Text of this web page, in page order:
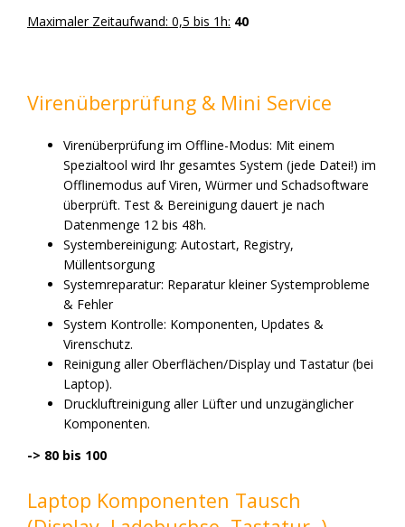
Maximaler Zeitaufwand: 0,5 bis 1h: 40
Virenüberprüfung & Mini Service
Virenüberprüfung im Offline-Modus: Mit einem
Spezialtool wird Ihr gesamtes System (jede Datei!) im
Offlinemodus auf Viren, Würmer und Schadsoftware
überprüft. Test & Bereinigung dauert je nach
Datenmenge 12 bis 48h.
Systembereinigung: Autostart, Registry,
Müllentsorgung
Systemreparatur: Reparatur kleiner Systemprobleme
& Fehler
System Kontrolle: Komponenten, Updates &
Virenschutz.
Reinigung aller Oberflächen/Display und Tastatur (bei
Laptop).
Druckluftreinigung aller Lüfter und unzugänglicher
Komponenten.
-> 80 bis 100
Laptop Komponenten Tausch